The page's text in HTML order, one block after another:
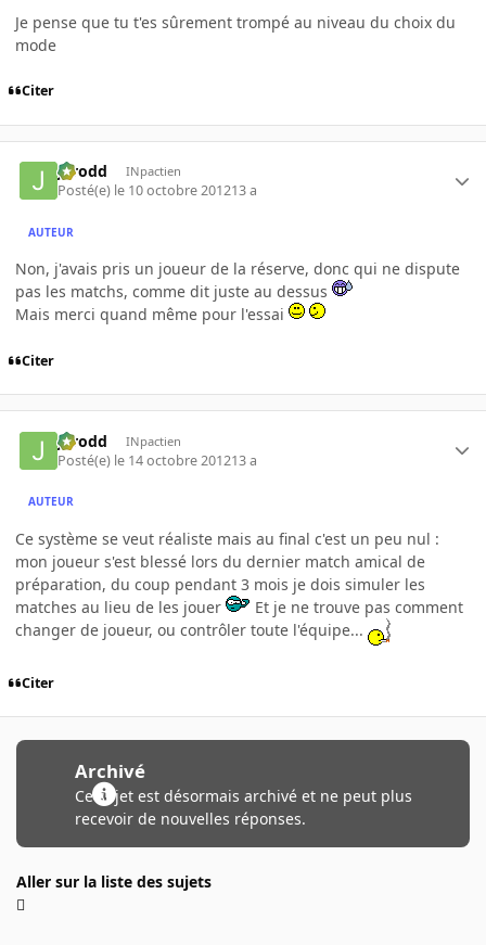
Je pense que tu t'es sûrement trompé au niveau du choix du
mode
Citer
Jarodd INpactien
Posté(e) le 10 octobre 201213 a
AUTEUR
Non, j'avais pris un joueur de la réserve, donc qui ne dispute
pas les matchs, comme dit juste au dessus
Mais merci quand même pour l'essai
Citer
Jarodd INpactien
Posté(e) le 14 octobre 201213 a
AUTEUR
Ce système se veut réaliste mais au final c'est un peu nul :
mon joueur s'est blessé lors du dernier match amical de
préparation, du coup pendant 3 mois je dois simuler les
matches au lieu de les jouer
Et je ne trouve pas comment
changer de joueur, ou contrôler toute l'équipe...
Citer
Archivé
Ce sujet est désormais archivé et ne peut plus
recevoir de nouvelles réponses.
Aller sur la liste des sujets